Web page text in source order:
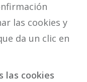
las cookies y
da un clic en
las cookies